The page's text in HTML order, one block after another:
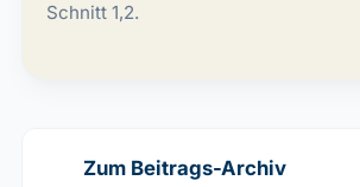
Schnitt 1,2.
Zum Beitrags-Archiv